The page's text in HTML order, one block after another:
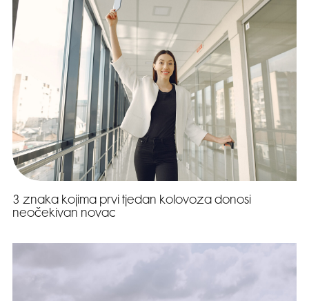
3 znaka kojima prvi tjedan kolovoza donosi
neočekivan novac